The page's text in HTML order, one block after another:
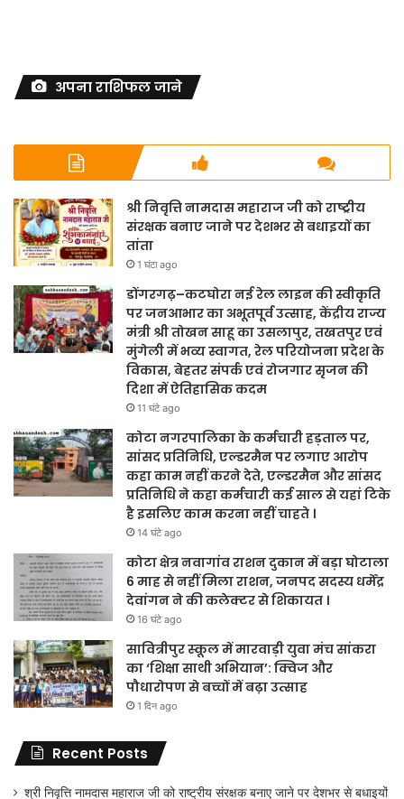
अपना राशिफल जाने
श्री निवृत्ति नामदास महाराज जी को राष्ट्रीय
संरक्षक बनाए जाने पर देशभर से बधाइयों का
तांता
1 घंटा ago
डोंगरगढ़–कटघोरा नई रेल लाइन की स्वीकृति
पर जनआभार का अभूतपूर्व उत्साह, केंद्रीय राज्य
मंत्री श्री तोखन साहू का उसलापुर, तखतपुर एवं
मुंगेली में भव्य स्वागत, रेल परियोजना प्रदेश के
विकास, बेहतर संपर्क एवं रोजगार सृजन की
दिशा में ऐतिहासिक कदम
11 घंटे ago
कोटा नगरपालिका के कर्मचारी हड़ताल पर,
सांसद प्रतिनिधि, एल्डरमैन पर लगाए आरोप
कहा काम नहीं करने देते, एल्डरमैन और सांसद
प्रतिनिधि ने कहा कर्मचारी कई साल से यहां टिके
है इसलिए काम करना नहीं चाहते ।
14 घंटे ago
कोटा क्षेत्र नवागांव राशन दुकान में बड़ा घोटाला
6 माह से नहीं मिला राशन, जनपद सदस्य धर्मेंद्र
देवांगन ने की कलेक्टर से शिकायत ।
16 घंटे ago
सावित्रीपुर स्कूल में मारवाड़ी युवा मंच सांकरा
का ‘शिक्षा साथी अभियान’: क्विज और
पौधारोपण से बच्चों में बढ़ा उत्साह
1 दिन ago
Recent Posts
श्री निवृत्ति नामदास महाराज जी को राष्ट्रीय संरक्षक बनाए जाने पर देशभर से बधाइयों